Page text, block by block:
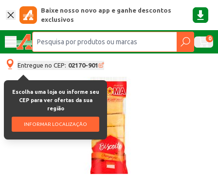
Baixe nosso novo app e ganhe descontos
exclusivos
0
Entregue no CEP: 02170-901
Escolha uma loja ou informe seu
CEP para ver ofertas da sua
região
INFORMAR LOCALIZAÇÃO